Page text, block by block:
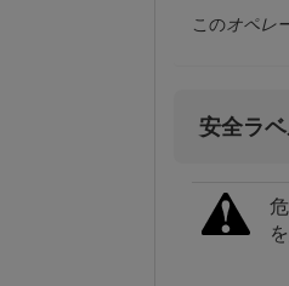
このオペレ
安全ラ